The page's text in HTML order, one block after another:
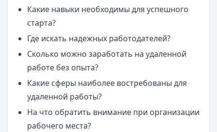
Какие навыки необходимы для успешного
старта?
Где искать надежных работодателей?
Сколько можно заработать на удаленной
работе без опыта?
Какие сферы наиболее востребованы для
удаленной работы?
На что обратить внимание при организации
рабочего места?